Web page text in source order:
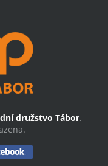
družstvo Tábor.